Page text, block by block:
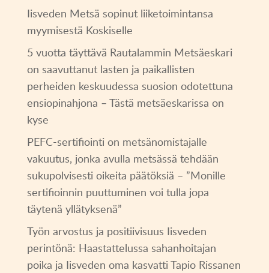
Iisveden Metsä sopinut liiketoimintansa
myymisestä Koskiselle
5 vuotta täyttävä Rautalammin Metsäeskari
on saavuttanut lasten ja paikallisten
perheiden keskuudessa suosion odotettuna
ensiopinahjona – Tästä metsäeskarissa on
kyse
PEFC-sertifiointi on metsänomistajalle
vakuutus, jonka avulla metsässä tehdään
sukupolvisesti oikeita päätöksiä – ”Monille
sertifioinnin puuttuminen voi tulla jopa
täytenä yllätyksenä”
Työn arvostus ja positiivisuus Iisveden
perintönä: Haastattelussa sahanhoitajan
poika ja Iisveden oma kasvatti Tapio Rissanen